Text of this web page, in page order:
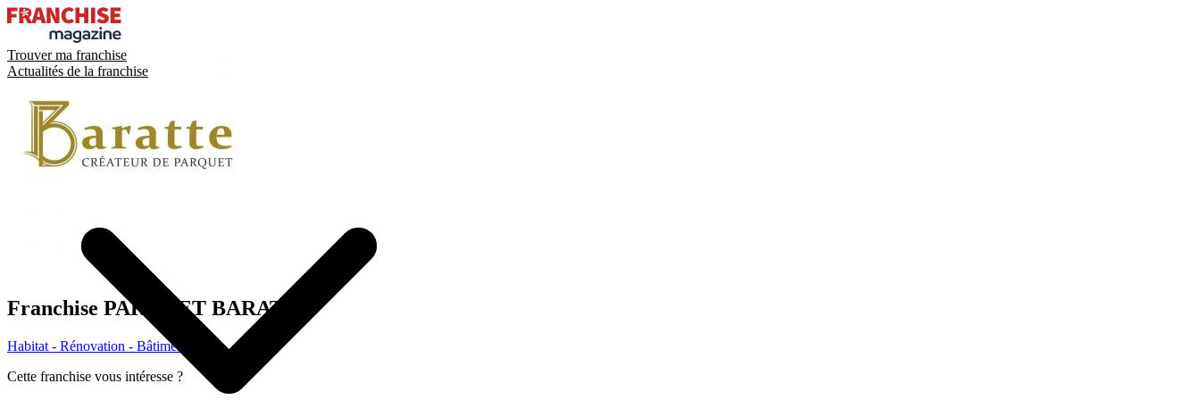
Trouver ma franchise
Actualités de la franchise
Franchise PARQUET BARATTE
Habitat - Rénovation - Bâtiment
Cette franchise vous intéresse ?